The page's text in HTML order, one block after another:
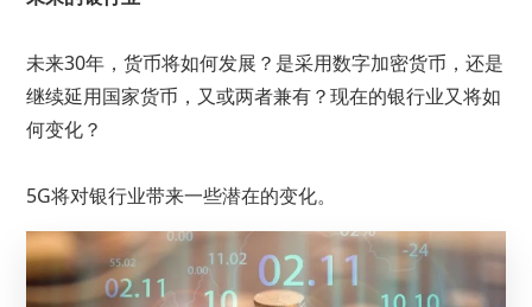
未来30年，货币将如何发展？是采用数字加密货币，还是
继续延用国家货币，又或两者兼有？现在的银行业又将如
何变化？
5G将对银行业带来一些潜在的变化。